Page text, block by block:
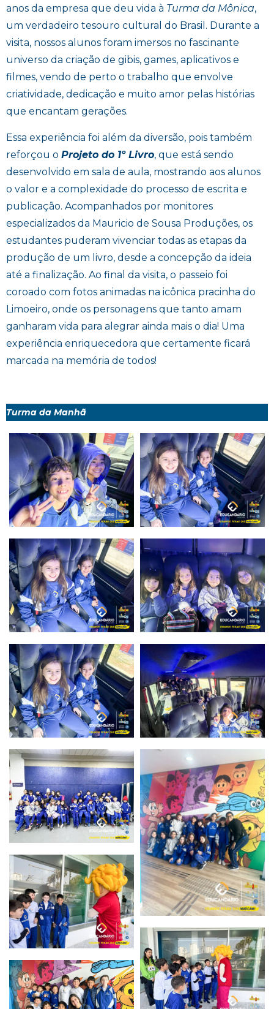
anos da empresa que deu vida à Turma da Mônica,
um verdadeiro tesouro cultural do Brasil. Durante a
visita, nossos alunos foram imersos no fascinante
universo da criação de gibis, games, aplicativos e
filmes, vendo de perto o trabalho que envolve
criatividade, dedicação e muito amor pelas histórias
que encantam gerações.
Essa experiência foi além da diversão, pois também
reforçou o Projeto do 1º Livro, que está sendo
desenvolvido em sala de aula, mostrando aos alunos
o valor e a complexidade do processo de escrita e
publicação. Acompanhados por monitores
especializados da Mauricio de Sousa Produções, os
estudantes puderam vivenciar todas as etapas da
produção de um livro, desde a concepção da ideia
até a finalização. Ao final da visita, o passeio foi
coroado com fotos animadas na icônica pracinha do
Limoeiro, onde os personagens que tanto amam
ganharam vida para alegrar ainda mais o dia! Uma
experiência enriquecedora que certamente ficará
marcada na memória de todos!
Turma da Manhã